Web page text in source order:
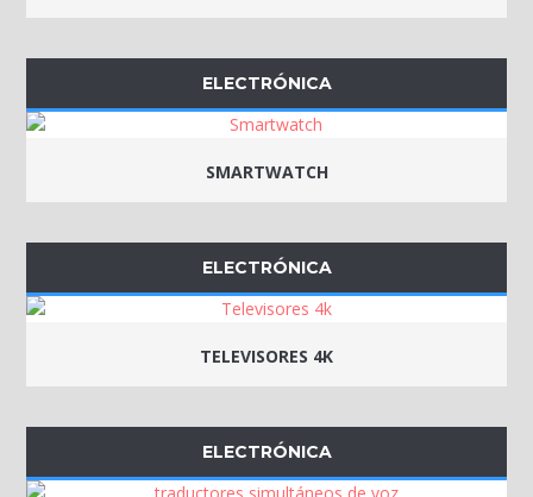
ELECTRÓNICA
SMARTWATCH
ELECTRÓNICA
TELEVISORES 4K
ELECTRÓNICA